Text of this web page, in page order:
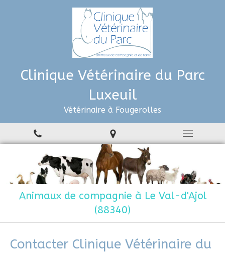
Clinique Vétérinaire du Parc
Luxeuil
Vétérinaire à Fougerolles
Animaux de compagnie à Le Val-d'Ajol
(88340)
Contacter Clinique Vétérinaire du